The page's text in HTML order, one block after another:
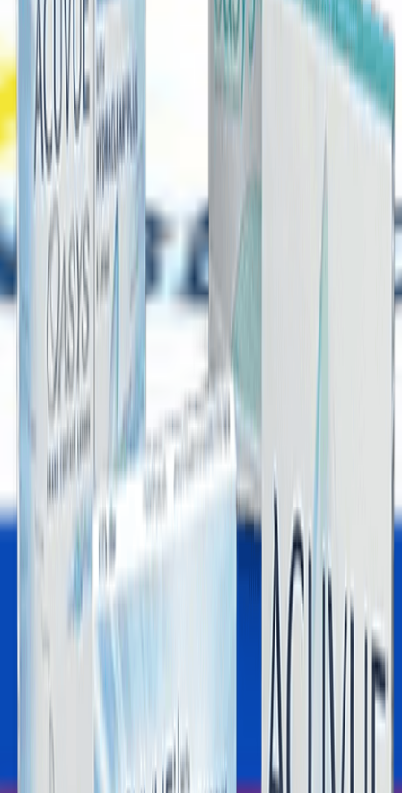
Orijinal Ürün
Güvenilir tedarik ve marka garantisi
Müşteri Desteği
Sipariş sürecinde hızlı destek
Kurumsal
Hakkımızda
Banka Hesaplarımız
İletişim
Lens Fiyatları
Blog
Mobil uygulama indir
Yararlı Bağlantılar
Gizlilik & Güvenli Ödeme
Müşteri Hizmetleri
Mesafeli Satış Sözleşmesi
Teslimat Bilgileri
İade Şartları
KVKK
Numaralı Lens Fiyatları
Lens Optikal Online Market
2026 Hızlı Lens Marketi
Mavİ Lens
Hİpermetrop Lens
Kontakt Lens Sözlüğü